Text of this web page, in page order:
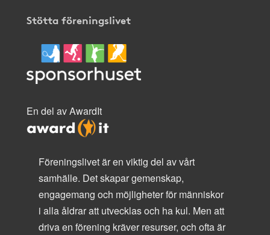
Stötta föreningslivet
En del av AwardIt
Föreningslivet är en viktig del av vårt
samhälle. Det skapar gemenskap,
engagemang och möjligheter för människor
i alla åldrar att utvecklas och ha kul. Men att
driva en förening kräver resurser, och ofta är